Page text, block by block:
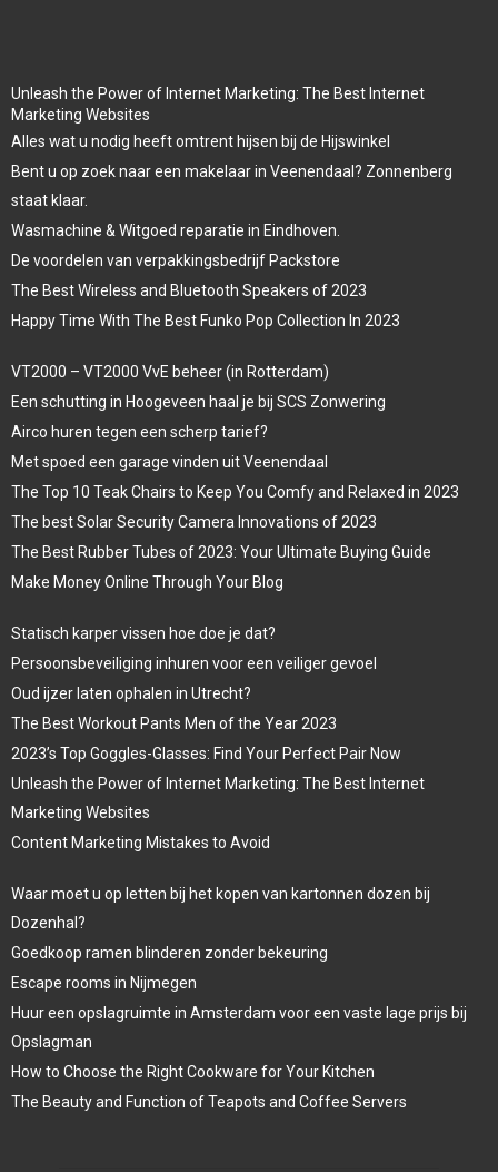
Unleash the Power of Internet Marketing: The Best Internet
Marketing Websites
Alles wat u nodig heeft omtrent hijsen bij de Hijswinkel
Bent u op zoek naar een makelaar in Veenendaal? Zonnenberg
staat klaar.
Wasmachine & Witgoed reparatie in Eindhoven.
De voordelen van verpakkingsbedrijf Packstore
The Best Wireless and Bluetooth Speakers of 2023
Happy Time With The Best Funko Pop Collection In 2023
VT2000 – VT2000 VvE beheer (in Rotterdam)
Een schutting in Hoogeveen haal je bij SCS Zonwering
Airco huren tegen een scherp tarief?
Met spoed een garage vinden uit Veenendaal
The Top 10 Teak Chairs to Keep You Comfy and Relaxed in 2023
The best Solar Security Camera Innovations of 2023
The Best Rubber Tubes of 2023: Your Ultimate Buying Guide
Make Money Online Through Your Blog
Statisch karper vissen hoe doe je dat?
Persoonsbeveiliging inhuren voor een veiliger gevoel
Oud ijzer laten ophalen in Utrecht?
The Best Workout Pants Men of the Year 2023
2023’s Top Goggles-Glasses: Find Your Perfect Pair Now
Unleash the Power of Internet Marketing: The Best Internet
Marketing Websites
Content Marketing Mistakes to Avoid
Waar moet u op letten bij het kopen van kartonnen dozen bij
Dozenhal?
Goedkoop ramen blinderen zonder bekeuring
Escape rooms in Nijmegen
Huur een opslagruimte in Amsterdam voor een vaste lage prijs bij
Opslagman
How to Choose the Right Cookware for Your Kitchen
The Beauty and Function of Teapots and Coffee Servers